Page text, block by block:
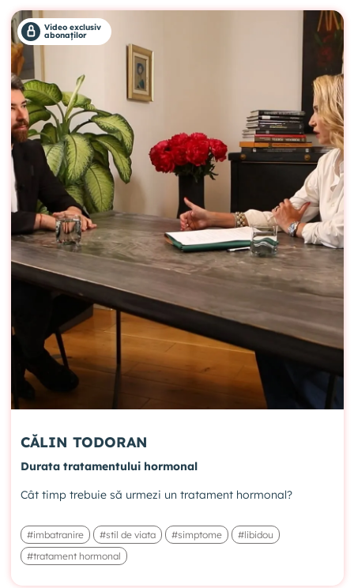
Video exclusiv
abonaților
CĂLIN TODORAN
Durata tratamentului hormonal
Cât timp trebuie să urmezi un tratament hormonal?
#imbatranire #stil de viata #simptome
#libidou
#tratament hormonal